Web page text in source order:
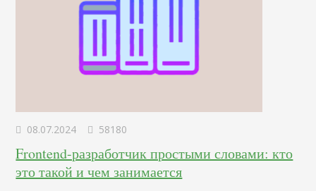
08.07.2024 58180
Frontend-разработчик простыми словами: кто
это такой и чем занимается